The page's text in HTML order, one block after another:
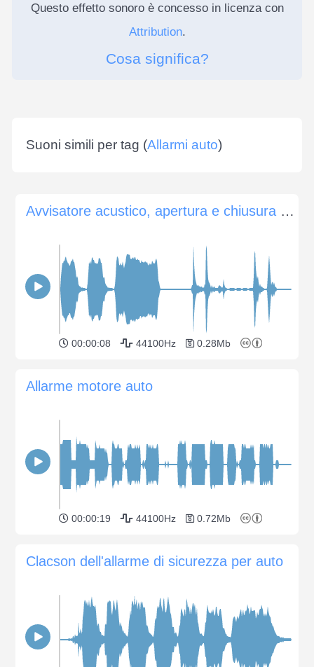
Questo effetto sonoro è concesso in licenza con
Attribution.
Cosa significa?
Suoni simili per tag (Allarmi auto)
Avvisatore acustico, apertura e chiusura porte, allarme porte
00:00:08 44100Hz 0.28Mb
Allarme motore auto
00:00:19 44100Hz 0.72Mb
Clacson dell'allarme di sicurezza per auto